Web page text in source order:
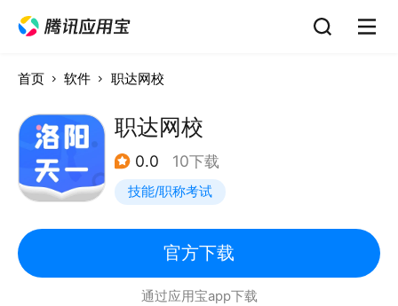
首页 软件 职达网校
职达网校
0.0 10下载
技能/职称考试
官方下载
通过应用宝app下载